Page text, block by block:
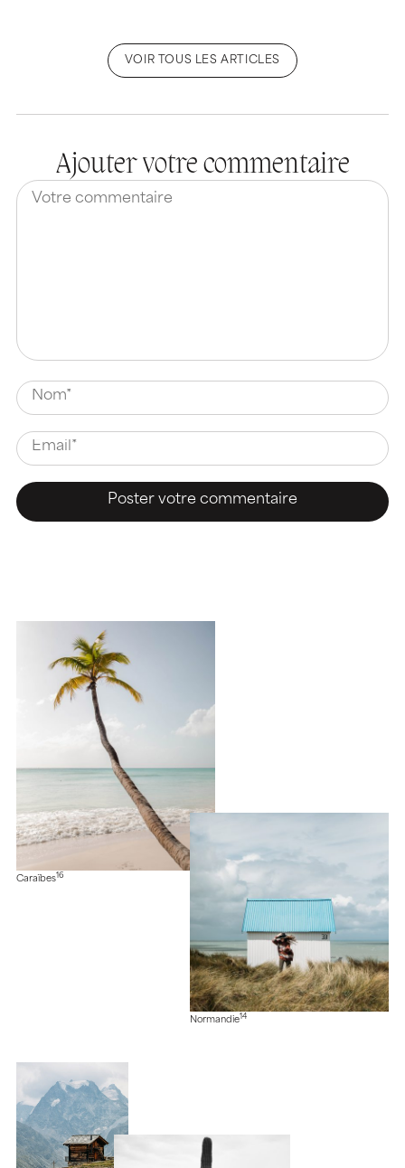
VOIR TOUS LES ARTICLES
Ajouter votre commentaire
Caraïbes16
Normandie14